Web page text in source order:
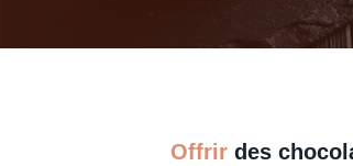
Offrir des